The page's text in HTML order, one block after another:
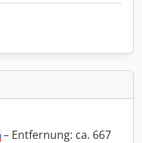
– Entfernung: ca. 667